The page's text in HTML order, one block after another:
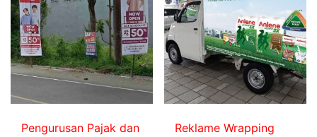
Pengurusan Pajak dan
Reklame Wrapping